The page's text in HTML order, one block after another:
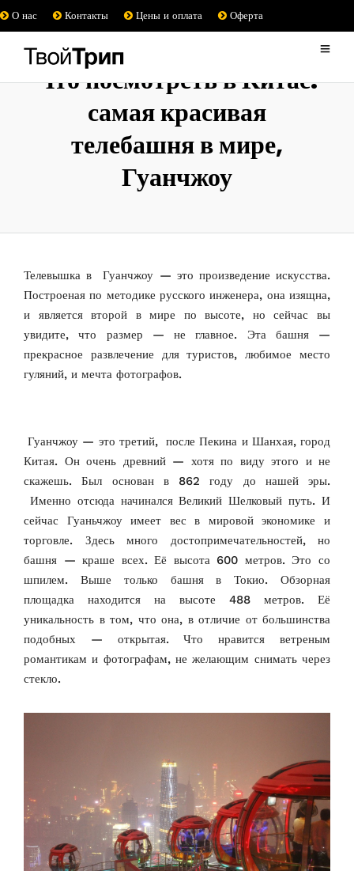
О нас Контакты Цены и оплата Оферта
Что посмотреть в Китае:
самая красивая
телебашня в мире,
Гуанчжоу
Телевышка в Гуанчжоу — это произведение искусства.
Построеная по методике русского инженера, она изящна,
и является второй в мире по высоте, но сейчас вы
увидите, что размер — не главное. Эта башня —
прекрасное развлечение для туристов, любимое место
гуляний, и мечта фотографов.
Гуанчжоу — это третий, после Пекина и Шанхая, город
Китая. Он очень древний — хотя по виду этого и не
скажешь. Был основан в 862 году до нашей эры.
Именно отсюда начинался Великий Шелковый путь. И
сейчас Гуаньчжоу имеет вес в мировой экономике и
торговле. Здесь много достопримечательностей, но
башня — краше всех. Её высота 600 метров. Это со
шпилем. Выше только башня в Токио. Обзорная
площадка находится на высоте 488 метров. Её
уникальность в том, что она, в отличие от большинства
подобных — открытая. Что нравится ветреным
романтикам и фотографам, не желающим снимать через
стекло.